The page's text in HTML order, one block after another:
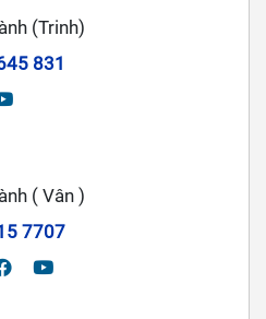
(Trinh)
831
( Vân )
7707